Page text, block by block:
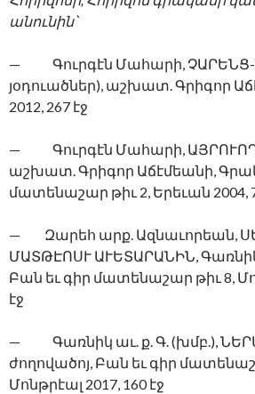
անունին՝
— Գուրգէն Մահարի, ՉԱՐԵՆՑ-
յօդուածներ), աշխատ. Գրիգոր
2012, 267 էջ
— Գուրգէն Մահարի,
աշխատ. Գրիգոր Աճէմեանի,
մատենաշար թիւ 2, Երեւան 2004,
— Զարեհ արք. Ազնաւորեան,
ՄԱՏԹԷՈՍՒ ԱՒԵՏԱՐԱՆԻՆ, Գառնիկ
Բան եւ գիր մատենաշար թիւ 8,
էջ
— Գառնիկ աւ. ք. Գ. (խմբ.),
ժողովածոյ, Բան եւ գիր
Մոնթրէալ 2017, 160 էջ